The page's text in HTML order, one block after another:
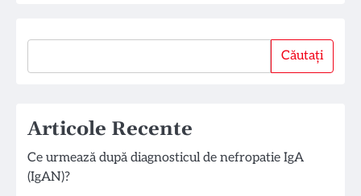
Căutați
Articole Recente
Ce urmează după diagnosticul de nefropatie IgA
(IgAN)?